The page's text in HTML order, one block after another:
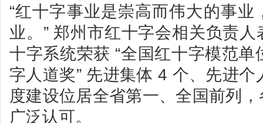
“红十字事业是崇高而伟大的事
业。” 郑州市红十字会相关负责
十字系统荣获 “全国红十字模范单
字人道奖” 先进集体 4 个、先进
度建设位居全省第一、全国前列
广泛认可。